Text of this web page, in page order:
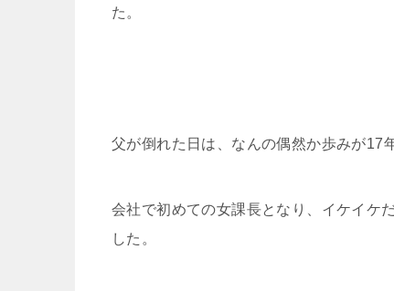
た。
父が倒れた日は、なんの偶然か歩みが17
会社で初めての女課長となり、イケイケ
した。